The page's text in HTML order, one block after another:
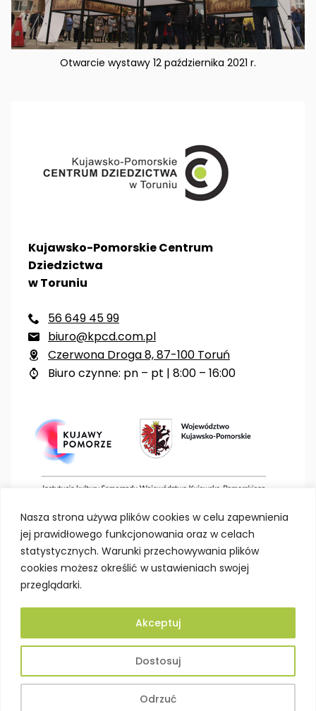
Nasza strona używa plików cookies w celu zapewnienia
jej prawidłowego funkcjonowania oraz w celach
statystycznych. Warunki przechowywania plików
cookies możesz określić w ustawieniach swojej
przeglądarki.
Dostosuj
Odrzuć
Akceptuj
Otwarcie wystawy 12 października 2021 r.
Kujawsko-Pomorskie Centrum
Dziedzictwa
w Toruniu
 56 649 45 99
 biuro@kpcd.com.pl
 Czerwona Droga 8, 87-100 Toruń
 Biuro czynne: pn – pt | 8:00 – 16:00
Deklaracja dostępności
Polityka prywatności
Projektowanie stron Toruń